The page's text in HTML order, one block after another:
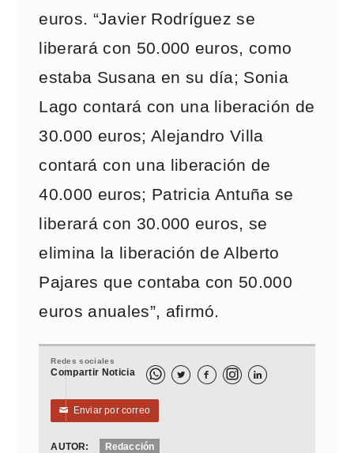
euros. “Javier Rodríguez se
liberará con 50.000 euros, como
estaba Susana en su día; Sonia
Lago contará con una liberación de
30.000 euros; Alejandro Villa
contará con una liberación de
40.000 euros; Patricia Antuña se
liberará con 30.000 euros, se
elimina la liberación de Alberto
Pajares que contaba con 50.000
euros anuales”, afirmó.
Redes sociales
Compartir Noticia   
✉ Enviar por correo
AUTOR: Redacción